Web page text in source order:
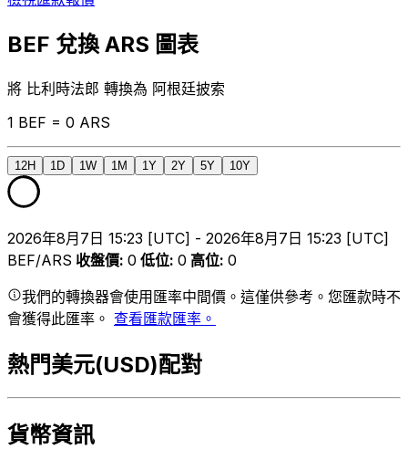
BEF 兌換 ARS 圖表
將 比利時法郎 轉換為 阿根廷披索
1 BEF = 0 ARS
12H 1D 1W 1M 1Y 2Y 5Y 10Y
2026年8月7日 15:23 [UTC] - 2026年8月7日 15:23 [UTC]
BEF/ARS 收盤價: 0 低位: 0 高位: 0
我們的轉換器會使用匯率中間價。這僅供參考。您匯款時不
會獲得此匯率。 查看匯款匯率。
熱門美元(USD)配對
貨幣資訊